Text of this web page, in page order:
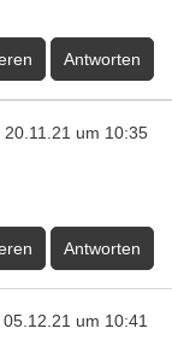
Antworten
20.11.21 um 10:35
Antworten
05.12.21 um 10:41